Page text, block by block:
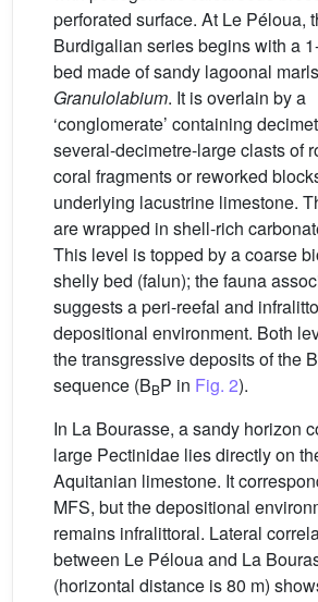
perforated surface. At Le Péloua,
Burdigalian series begins with a
bed made of sandy lagoonal
Granulolabium. It is overlain by a
‘conglomerate’ containing
several-decimetre-large clasts of
coral fragments or reworked
underlying lacustrine limestone.
are wrapped in shell-rich
This level is topped by a coarse
shelly bed (falun); the fauna
suggests a peri-reefal and
depositional environment. Both
the transgressive deposits of the
sequence (BBP in Fig. 2).
In La Bourasse, a sandy horizon
large Pectinidae lies directly on
Aquitanian limestone. It
MFS, but the depositional
remains infralittoral. Lateral
between Le Péloua and La
(horizontal distance is 80 m)